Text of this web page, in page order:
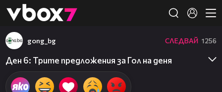
👾
gong_bg СЛЕДВАЙ 1256
Ден 6: Трите предложения за Гол на деня